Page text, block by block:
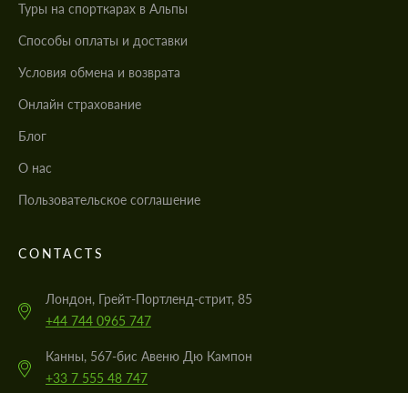
Туры на спорткарах в Альпы
Cпособы оплаты и доставки
Условия обмена и возврата
Онлайн страхование
Блог
О нас
Пользовательское соглашение
CONTACTS
Лондон, Грейт-Портленд-стрит, 85
+44 744 0965 747
Канны, 567-бис Авеню Дю Кампон
+33 7 555 48 747